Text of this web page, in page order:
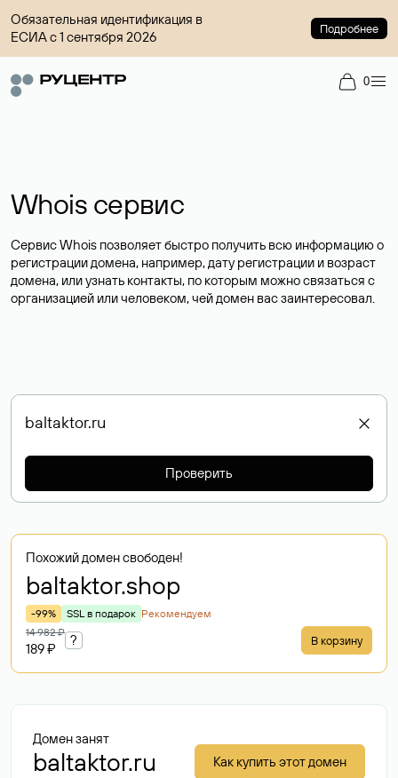
Обязательная идентификация в
ЕСИА с 1 сентября 2026
Подробнее
0
Whois сервис
Сервис Whois позволяет быстро получить всю информацию о
регистрации домена, например, дату регистрации и возраст
домена, или узнать контакты, по которым можно связаться с
организацией или человеком, чей домен вас заинтересовал.
Проверить
Похожий домен свободен!
baltaktor.shop
-99% SSL в подарок Рекомендуем
14 982 ₽
189 ₽
? В корзину
Домен занят
baltaktor.ru Как купить этот домен